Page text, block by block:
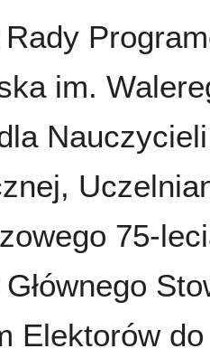
Rady
im.
75-
Elektorów